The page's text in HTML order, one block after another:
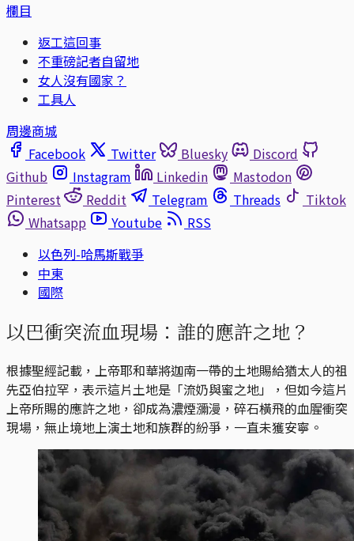
欄目
返工這回事
不重磅記者自留地
女人沒有國家？
工具人
周邊商城
Facebook
Twitter Bluesky
Discord
Github
Instagram Linkedin
Mastodon
Pinterest
Reddit Telegram Threads
Tiktok
Whatsapp
Youtube
RSS
以色列-哈馬斯戰爭
中東
國際
以巴衝突流血現場：誰的應許之地？
根據聖經記載，上帝耶和華將迦南一帶的土地賜給猶太人的祖
先亞伯拉罕，表示這片土地是「流奶與蜜之地」，但如今這片
上帝所賜的應許之地，卻成為濃煙瀰漫，碎石橫飛的血腥衝突
現場，無止境地上演土地和族群的紛爭，一直未獲安寧。